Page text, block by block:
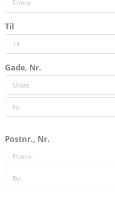
Til
Gade, Nr.
Postnr., Nr.